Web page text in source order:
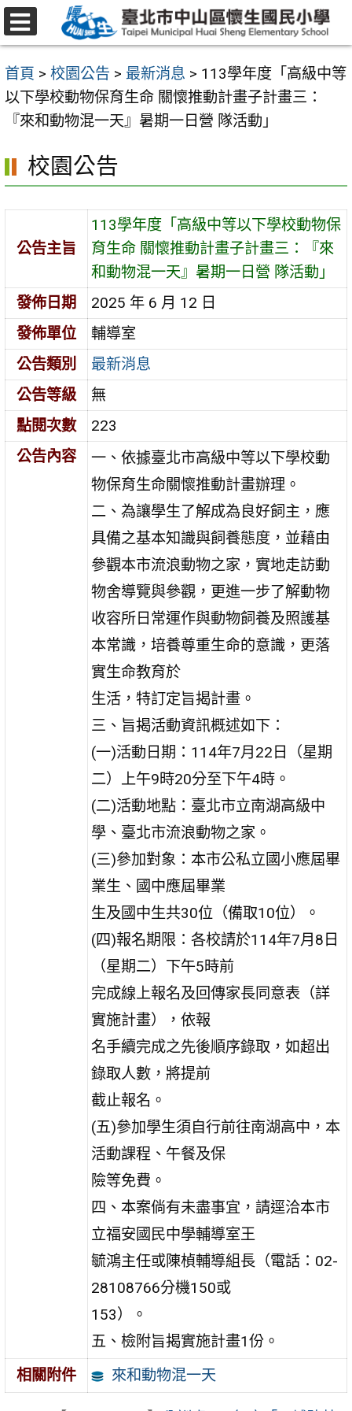
跳
至
要
內
容
首頁 > 校園公告 > 最新消息 > 113學年度「高級中等
以下學校動物保育生命 關懷推動計畫子計畫三：
『來和動物混一天』暑期一日營 隊活動」
校園公告
公告主旨
113學年度「高級中等以下學校動物保
育生命 關懷推動計畫子計畫三：『來
和動物混一天』暑期一日營 隊活動」
發佈日期
2025 年 6 月 12 日
發佈單位
輔導室
公告類別
最新消息
公告等級
無
點閱次數
223
公告內容
一、依據臺北市高級中等以下學校動
物保育生命關懷推動計畫辦理。
二、為讓學生了解成為良好飼主，應
具備之基本知識與飼養態度，並藉由
參觀本市流浪動物之家，實地走訪動
物舍導覽與參觀，更進一步了解動物
收容所日常運作與動物飼養及照護基
本常識，培養尊重生命的意識，更落
實生命教育於
生活，特訂定旨揭計畫。
三、旨揭活動資訊概述如下：
(一)活動日期：114年7月22日（星期
二）上午9時20分至下午4時。
(二)活動地點：臺北市立南湖高級中
學、臺北市流浪動物之家。
(三)參加對象：本市公私立國小應屆畢
業生、國中應屆畢業
生及國中生共30位（備取10位）。
(四)報名期限：各校請於114年7月8日
（星期二）下午5時前
完成線上報名及回傳家長同意表（詳
實施計畫），依報
名手續完成之先後順序錄取，如超出
錄取人數，將提前
截止報名。
(五)參加學生須自行前往南湖高中，本
活動課程、午餐及保
險等免費。
四、本案倘有未盡事宜，請逕洽本市
立福安國民中學輔導室王
毓鴻主任或陳楨輔導組長（電話：02-
28108766分機150或
153）。
五、檢附旨揭實施計畫1份。
相關附件
來和動物混一天
選
單